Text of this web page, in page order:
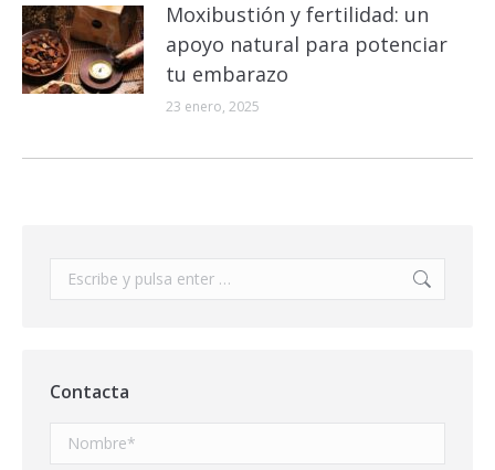
Moxibustión y fertilidad: un
apoyo natural para potenciar
tu embarazo
23 enero, 2025
Buscar:
Contacta